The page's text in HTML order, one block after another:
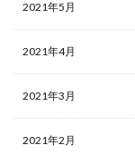
2021年5月
2021年4月
2021年3月
2021年2月